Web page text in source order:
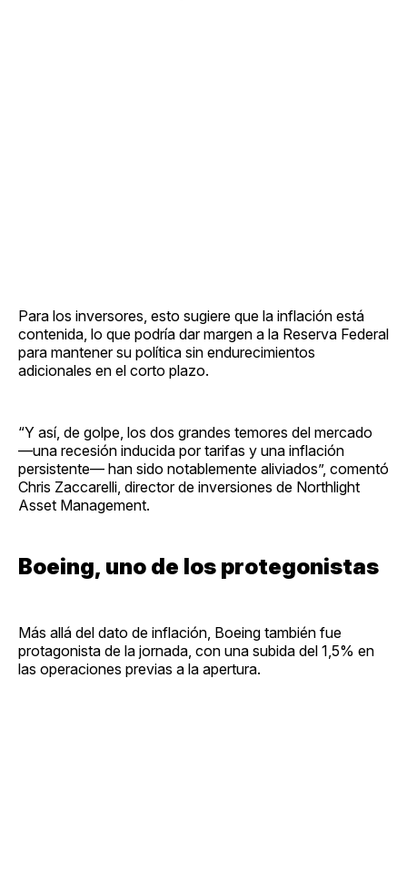
Para los inversores, esto sugiere que la inflación está
contenida, lo que podría dar margen a la Reserva Federal
para mantener su política sin endurecimientos
adicionales en el corto plazo.
“Y así, de golpe, los dos grandes temores del mercado
—una recesión inducida por tarifas y una inflación
persistente— han sido notablemente aliviados”, comentó
Chris Zaccarelli, director de inversiones de Northlight
Asset Management.
Boeing, uno de los protegonistas
Más allá del dato de inflación, Boeing también fue
protagonista de la jornada, con una subida del 1,5% en
las operaciones previas a la apertura.